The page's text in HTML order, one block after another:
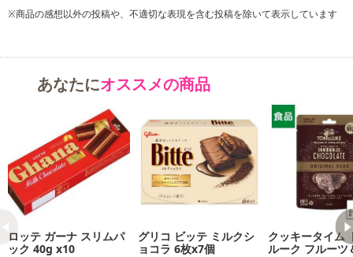
また、[新たな加工食品の原料原産地表示制度]の経過措置期間の終
によるお申込み後のキャンセル・返品交換は対応いたしかねます。
【お支払いについて】
※送料はお試し費用に含まれております。
※d払い、PayPay、au PAY、au PAY(auかんたん決済)、ソフトバン
クまとめて支払い、楽天ペイ、メルペイ、AEON Pay、Amazon Pa
yでお支払いの場合、決済のため外部サイトへ遷移します。
※予約商品は決済手段ごとに定められた決済期限日にお支払いを完
了することがございます。ご了承いただいたうえでお申し込みくだ
さい。
※商品の感想以外の投稿や、不適切な表現を含む投稿を除いて表示しています
あなたにオススメの商品
ロッテ ガーナ スリムパ
ック 40g x10
グリコ ビッテ ミルクシ
ョコラ 6枚x7個
クッキータイム
ルーク フルーツ